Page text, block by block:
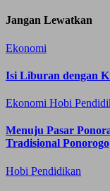
Jangan Lewatkan
Ekonomi
Isi Liburan dengan
Ekonomi Hobi
Menuju Pasar
Tradisional Ponorogo
Hobi Pendidikan